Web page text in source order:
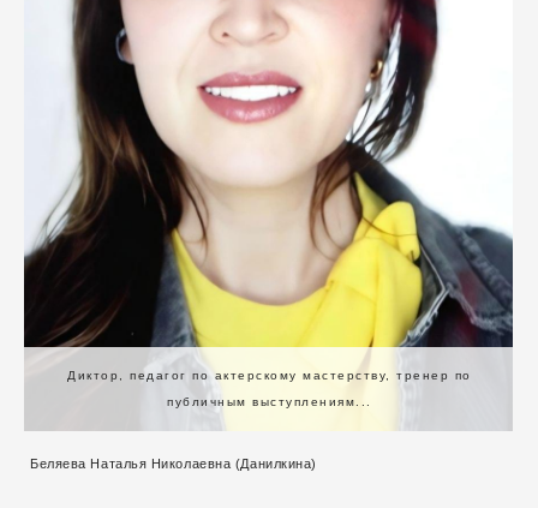
Диктор, педагог по актерскому мастерству, тренер по
публичным выступлениям...
Беляева Наталья Николаевна (Данилкина)